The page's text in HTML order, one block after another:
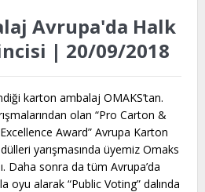
Avrupa'da Halk
| 20/09/2018
karton ambalaj OMAKS’tan.
olan “Pro Carton &
Award” Avrupa Karton
yarışmasında üyemiz Omaks
Daha sonra da tüm Avrupa’da
oyu alarak “Public Voting” dalında